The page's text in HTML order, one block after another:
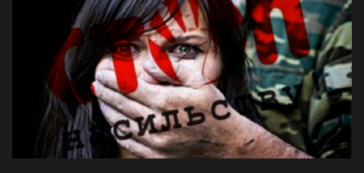
Суспільство
Галерея
Політика
Економіка